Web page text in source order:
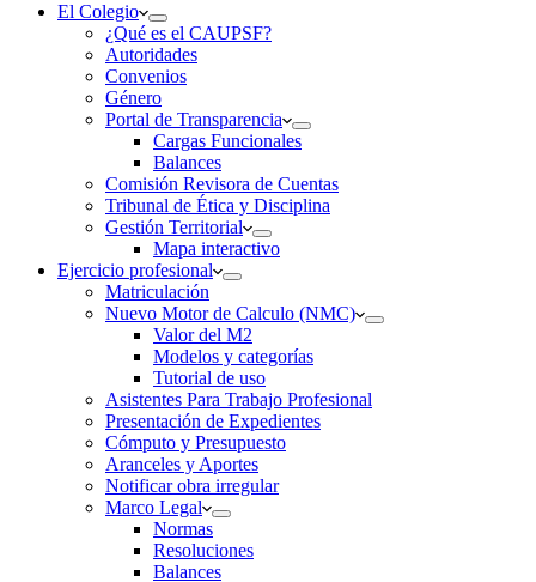
El Colegio
¿Qué es el CAUPSF?
Autoridades
Convenios
Género
Portal de Transparencia
Cargas Funcionales
Balances
Comisión Revisora de Cuentas
Tribunal de Ética y Disciplina
Gestión Territorial
Mapa interactivo
Ejercicio profesional
Matriculación
Nuevo Motor de Calculo (NMC)
Valor del M2
Modelos y categorías
Tutorial de uso
Asistentes Para Trabajo Profesional
Presentación de Expedientes
Cómputo y Presupuesto
Aranceles y Aportes
Notificar obra irregular
Marco Legal
Normas
Resoluciones
Balances